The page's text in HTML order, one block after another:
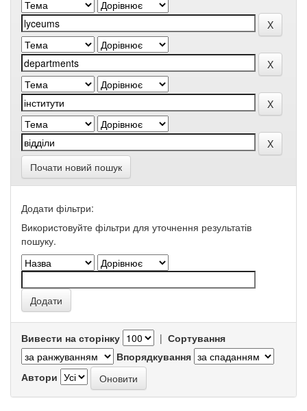
Почати новий пошук
Додати фільтри:
Використовуйте фільтри для уточнення результатів
пошуку.
Вивести на сторінку | Сортування
Впорядкування
Автори